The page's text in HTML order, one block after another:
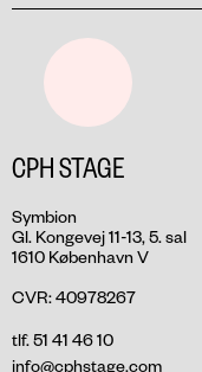
CPH STAGE
Symbion
Gl. Kongevej 11-13, 5. sal
1610 København V
CVR: 40978267
tlf. 51 41 46 10
info@cphstage.com